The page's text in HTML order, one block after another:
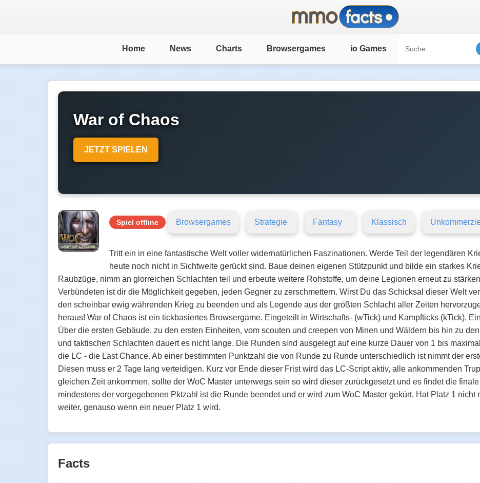
Home News Charts Browsergames io Games
War of Chaos
JETZT SPIELEN
Spiel offline Browsergames Strategie Fantasy Klassisch
Tritt ein in eine fantastische Welt voller widernatürlichen Faszinationen. Werde Teil der legendären
heute noch nicht in Sichtweite gerückt sind. Baue deinen eigenen Stützpunkt und bilde ein starkes
Raubzüge, nimm an glorreichen Schlachten teil und erbeute weitere Rohstoffe, um deine Legionen erneut zu
Verbündeten ist dir die Möglichkeit gegeben, jeden Gegner zu zerschmettern. Wirst Du das Schicksal dieser Welt
den scheinbar ewig währenden Krieg zu beenden und als Legende aus der größten Schlacht aller Zeiten
heraus! War of Chaos ist ein tickbasiertes Browsergame. Eingeteilt in Wirtschafts- (wTick) und Kampfticks (kTick).
Über die ersten Gebäude, zu den ersten Einheiten, vom scouten und creepen von Minen und Wäldern bis hin zu
und taktischen Schlachten dauert es nicht lange. Die Runden sind ausgelegt auf eine kurze Dauer von 1 bis
die LC - die Last Chance. Ab einer bestimmten Punktzahl die von Runde zu Runde unterschiedlich ist nimmt der
Diesen muss er 2 Tage lang verteidigen. Kurz vor Ende dieser Frist wird das LC-Script aktiv, alle ankommenden
gleichen Zeit ankommen, sollte der WoC Master unterwegs sein so wird dieser zurückgesetzt und es findet die
mindestens der vorgegebenen Pktzahl ist die Runde beendet und er wird zum WoC Master gekürt. Hat Platz 1
weiter, genauso wenn ein neuer Platz 1 wird.
Facts